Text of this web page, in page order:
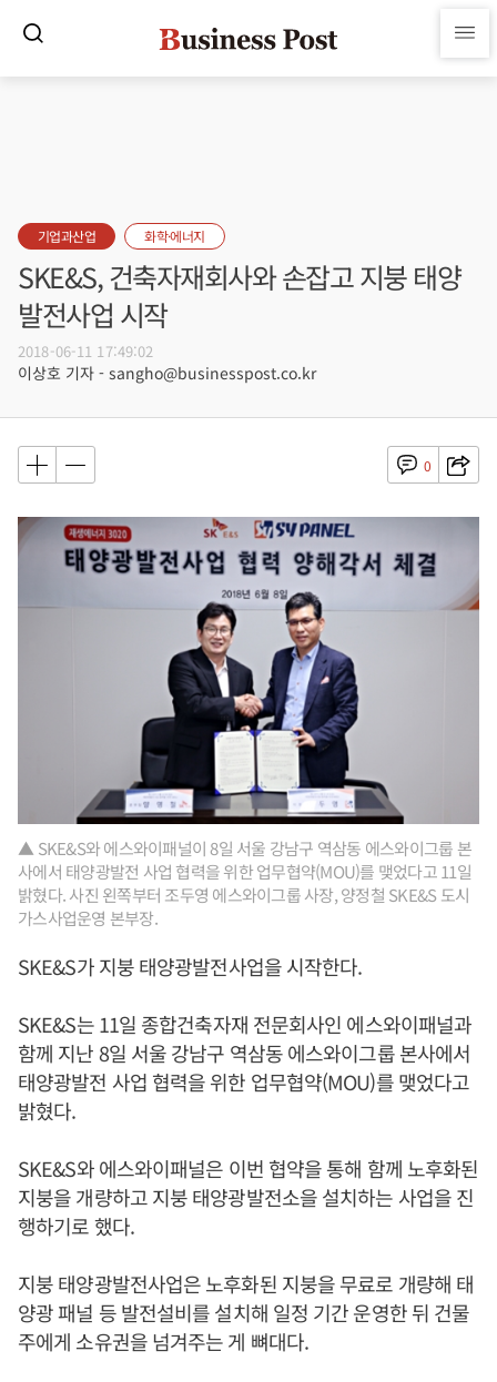
기업과산업 화학·에너지
SKE&S, 건축자재회사와 손잡고 지붕 태양
발전사업 시작
2018-06-11 17:49:02
이상호 기자 - sangho@businesspost.co.kr
0
▲ SKE&S와 에스와이패널이 8일 서울 강남구 역삼동 에스와이그룹 본
사에서 태양광발전 사업 협력을 위한 업무협약(MOU)를 맺었다고 11일
밝혔다. 사진 왼쪽부터 조두영 에스와이그룹 사장, 양정철 SKE&S 도시
가스사업운영 본부장.
SKE&S가 지붕 태양광발전사업을 시작한다.
SKE&S는 11일 종합건축자재 전문회사인 에스와이패널과
함께 지난 8일 서울 강남구 역삼동 에스와이그룹 본사에서
태양광발전 사업 협력을 위한 업무협약(MOU)를 맺었다고
밝혔다.
SKE&S와 에스와이패널은 이번 협약을 통해 함께 노후화된
지붕을 개량하고 지붕 태양광발전소을 설치하는 사업을 진
행하기로 했다.
지붕 태양광발전사업은 노후화된 지붕을 무료로 개량해 태
양광 패널 등 발전설비를 설치해 일정 기간 운영한 뒤 건물
주에게 소유권을 넘겨주는 게 뼈대다.